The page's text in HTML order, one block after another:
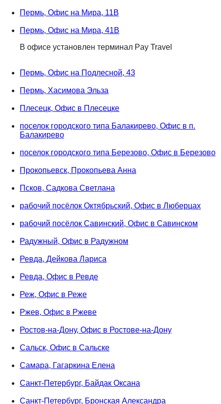
Пермь, Офис на Мира, 11В
Пермь, Офис на Мира, 41В
В офисе установлен терминал Pay Travel
Пермь, Офис на Подлесной, 43
Пермь, Хасимова Эльза
Плесецк, Офис в Плесецке
поселок городского типа Балакирево, Офис в п.
Балакирево
поселок городского типа Березово, Офис в Березово
Прокопьевск, Прокопьева Анна
Псков, Садкова Светлана
рабочий посёлок Октябрьский, Офис в Люберцах
рабочий посёлок Савинский, Офис в Савинском
Радужный, Офис в Радужном
Ревда, Дейкова Лариса
Ревда, Офис в Ревде
Реж, Офис в Реже
Ржев, Офис в Ржеве
Ростов-на-Дону, Офис в Ростове-на-Дону
Сальск, Офис в Сальске
Самара, Гагаркина Елена
Санкт-Петербург, Байдак Оксана
Санкт-Петербург, Бронская Александра